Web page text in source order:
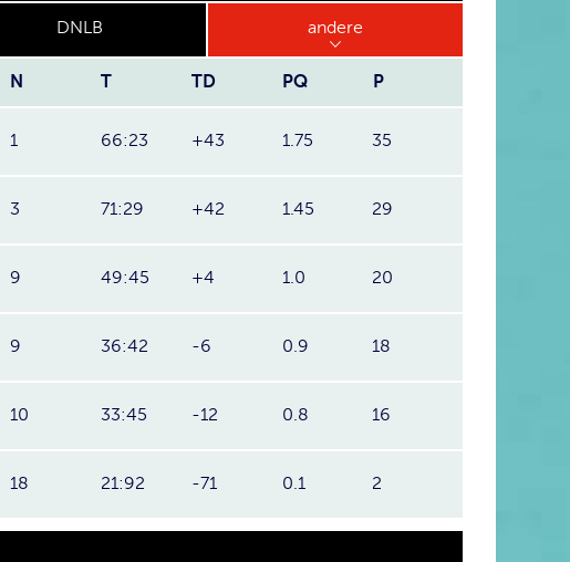
DNLB andere
N T TD PQ P
1 66:23 +43 1.75 35
3 71:29 +42 1.45 29
9 49:45 +4 1.0 20
9 36:42 -6 0.9 18
10 33:45 -12 0.8 16
18 21:92 -71 0.1 2